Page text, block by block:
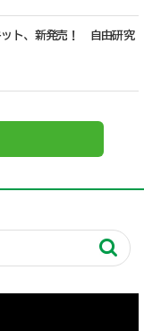
ット、新発売！ 自由研究